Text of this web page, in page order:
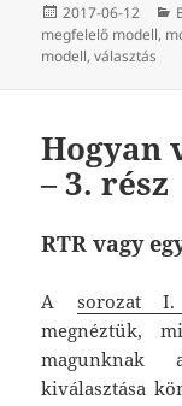
Közzétéve
2017-06-12
megfelelő modell,
modell,választás
Hogyan
– 3. rész
RTR vagy
A sorozat I.
megnéztük,
magunknak
kiválasztása